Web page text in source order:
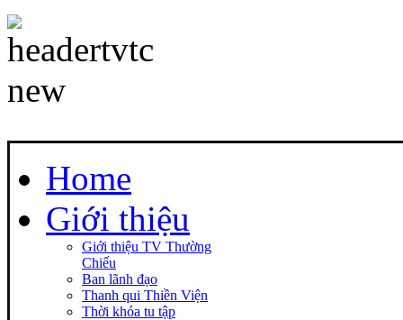
Home
Giới thiệu
Giới thiệu TV Thường
Chiếu
Ban lãnh đạo
Thanh qui Thiền Viện
Thời khóa tu tập